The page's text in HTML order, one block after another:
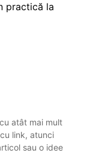
practică la
atât mai mult
link, atunci
sau o idee